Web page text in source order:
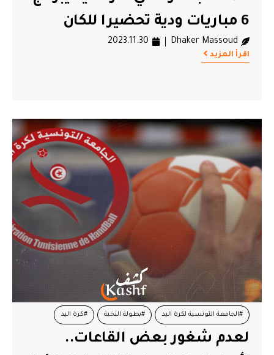
6 مباريات ودية تحضيرا للكان
Dhaker Massoud
2023.11.30
اقرأ المزيد
#الجامعة التونسية لكرة اليد #بطولة النخبة #كرة اليد
لعدم شغور بعض القاعات..